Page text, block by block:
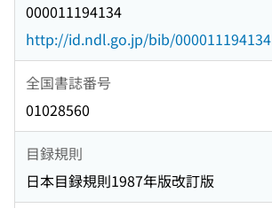
000011194134
http://id.ndl.go.jp/bib/000011194134
全国書誌番号
01028560
目録規則
日本目録規則1987年版改訂版